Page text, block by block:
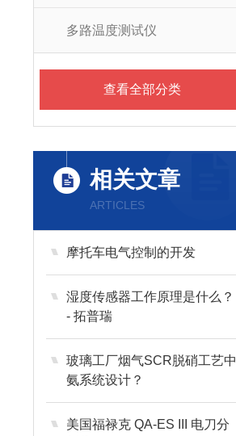
多路温度测试仪
查看全部分类
相关文章
ARTICLES
摩托车电气控制的开发
湿度传感器工作原理是什么？
- 拓普瑞
玻璃工厂烟气SCR脱硝工艺中
氨系统设计？
美国福禄克 QA-ES III 电刀分